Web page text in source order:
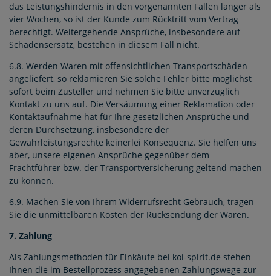
das Leistungshindernis in den vorgenannten Fällen länger als
vier Wochen, so ist der Kunde zum Rücktritt vom Vertrag
berechtigt. Weitergehende Ansprüche, insbesondere auf
Schadensersatz, bestehen in diesem Fall nicht.
6.8. Werden Waren mit offensichtlichen Transportschäden
angeliefert, so reklamieren Sie solche Fehler bitte möglichst
sofort beim Zusteller und nehmen Sie bitte unverzüglich
Kontakt zu uns auf. Die Versäumung einer Reklamation oder
Kontaktaufnahme hat für Ihre gesetzlichen Ansprüche und
deren Durchsetzung, insbesondere der
Gewährleistungsrechte keinerlei Konsequenz. Sie helfen uns
aber, unsere eigenen Ansprüche gegenüber dem
Frachtführer bzw. der Transportversicherung geltend machen
zu können.
6.9. Machen Sie von Ihrem Widerrufsrecht Gebrauch, tragen
Sie die unmittelbaren Kosten der Rücksendung der Waren.
7. Zahlung
Als Zahlungsmethoden für Einkäufe bei koi-spirit.de stehen
Ihnen die im Bestellprozess angegebenen Zahlungswege zur